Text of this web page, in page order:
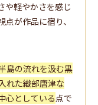
や軽やかさを感じ
が作品に宿り、
島の流れを汲む黒
れた織部唐津な
心としている点で